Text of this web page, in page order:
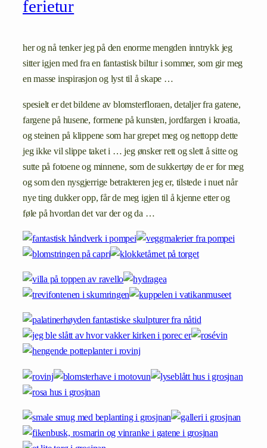
ferietur
her og nå tenker jeg på den enorme mengden inntrykk jeg
sitter igjen med fra en fantastisk biltur i sommer, som gir meg
en masse inspirasjon og lyst til å skape …
spesielt er det bildene av blomsterfloraen, detaljer fra gatene,
fargene på husene, formene på kunsten, jordfargen i kroatia,
og steinen på klippene som har grepet meg og nettopp dette
jeg ikke vil slippe taket i … jeg ønsker rett og slett å sitte og
sutte på fotoene og minnene, som de sukkertøy de er for meg
og som den nysgjerrige betrakteren jeg er, tilstede i nuet når
nye ting dukker opp, får de meg igjen til å kjenne etter og
føle på hvordan det var der og da …